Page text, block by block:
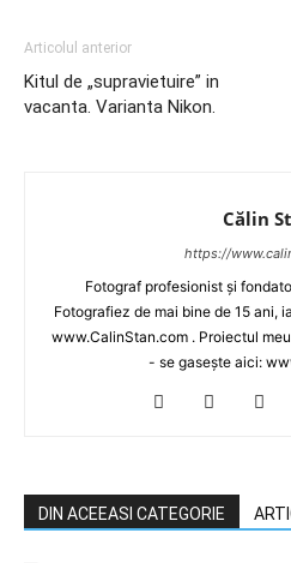
Articolul anterior
Kitul de „supravietuire” in
vacanta. Varianta Nikon.
Călin
https://
Fotograf profesionist și
Fotografiez de mai bine de 15 ani,
www.CalinStan.com . Proiectul
- se gasește aici:
DIN ACEEASI CATEGORIE